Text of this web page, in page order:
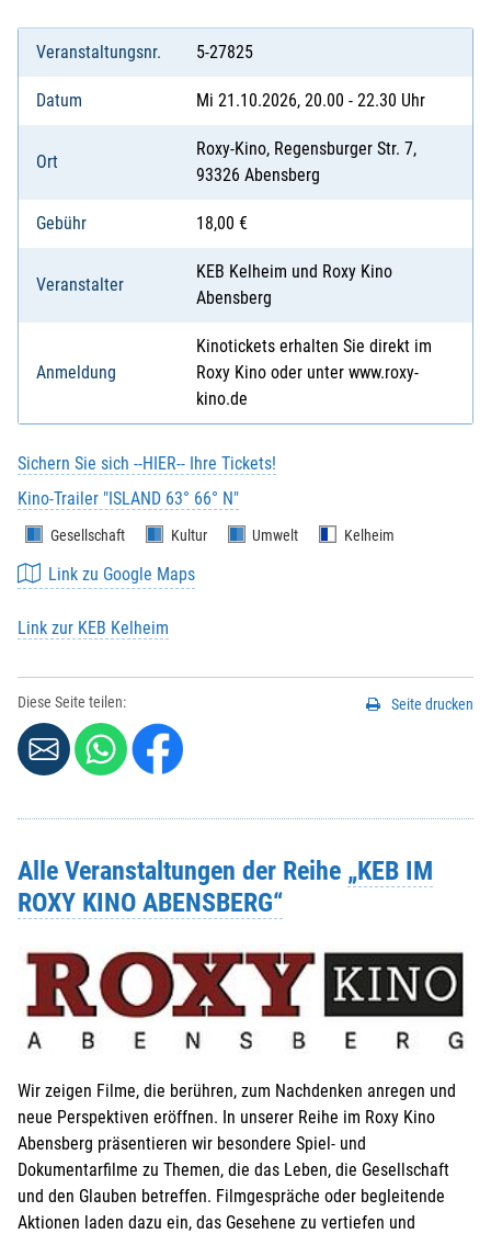
Veranstaltungsnr. 5-27825
Datum Mi 21.10.2026, 20.00 - 22.30 Uhr
Ort
Roxy-Kino, Regensburger Str. 7,
93326 Abensberg
Gebühr 18,00 €
Veranstalter
KEB Kelheim und Roxy Kino
Abensberg
Anmeldung
Kinotickets erhalten Sie direkt im
Roxy Kino oder unter www.roxy-
kino.de
Sichern Sie sich --HIER-- Ihre Tickets!
Kino-Trailer "ISLAND 63° 66° N"
Gesellschaft Kultur Umwelt Kelheim
Link zu Google Maps
Link zur KEB Kelheim
Diese Seite teilen: Seite drucken
Alle Veranstaltungen der Reihe „KEB IM
ROXY KINO ABENSBERG“
Wir zeigen Filme, die berühren, zum Nachdenken anregen und
neue Perspektiven eröffnen. In unserer Reihe im Roxy Kino
Abensberg präsentieren wir besondere Spiel- und
Dokumentarfilme zu Themen, die das Leben, die Gesellschaft
und den Glauben betreffen. Filmgespräche oder begleitende
Aktionen laden dazu ein, das Gesehene zu vertiefen und